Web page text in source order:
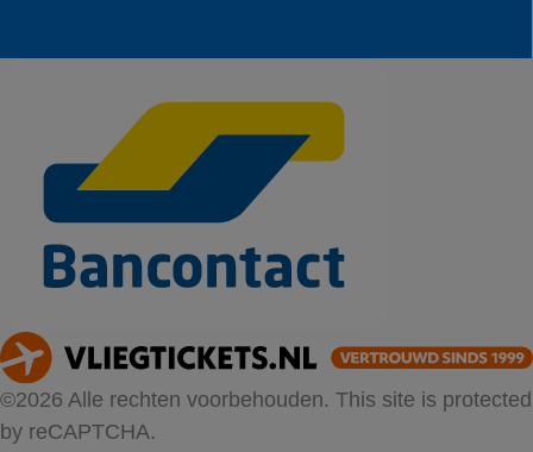
©2026 Alle rechten voorbehouden. This site is protected
by reCAPTCHA.